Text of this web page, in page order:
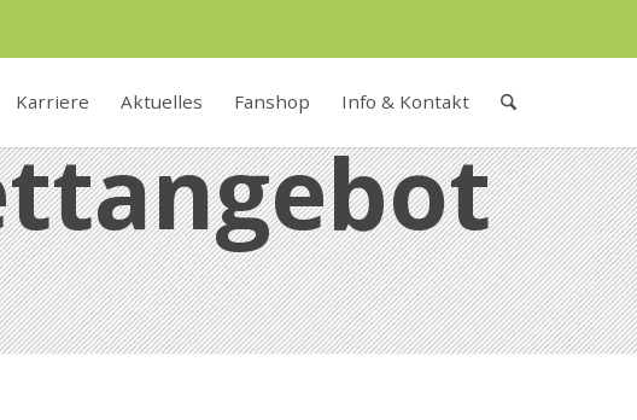
Karriere Aktuelles Fanshop Info & Kontakt